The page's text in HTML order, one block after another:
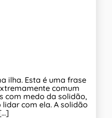
ilha. Esta é uma frase
comum
com medo da solidão,
com ela. A solidão